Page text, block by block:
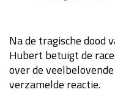
GP MEXICO 2026
Kwalificatie
Race
Na de tragische dood
Hubert betuigt de
over de
verzamelde reactie.